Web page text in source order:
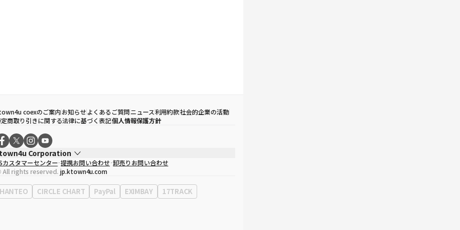
coexのご案内お知らせよくあるご質問ニュース利用約款社会的企業の活動
商取り引きに関する法律に基づく表記個人情報保護方針
Corporation
取締役
ソン・ヒョミン
者登録番号120-87-71116
0120-23-7523
所住所
ソウル特別市江南区永東大路513、3階(三成洞、coex)
カスタマーセンター 提携お問い合わせ 卸売りお問い合わせ
rights reserved. jp.ktown4u.com
HANTEO CIRCLE CHART PayPal EXIMBAY 17TRACK